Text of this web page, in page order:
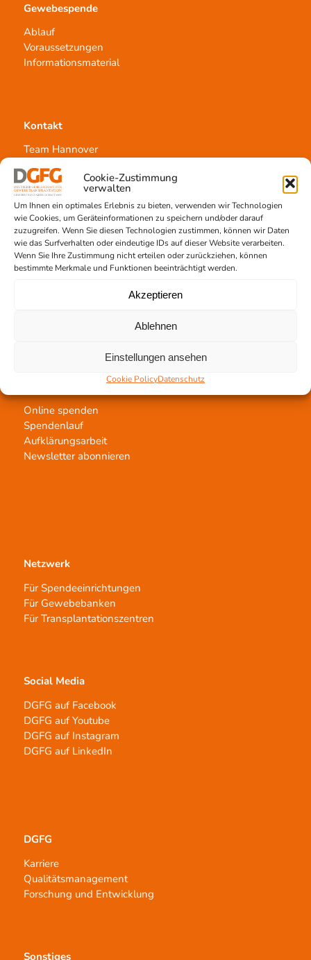
Cookie-Zustimmung
verwalten
Um Ihnen ein optimales Erlebnis zu bieten, verwenden wir Technologien
wie Cookies, um Geräteinformationen zu speichern und/oder darauf
zuzugreifen. Wenn Sie diesen Technologien zustimmen, können wir Daten
wie das Surfverhalten oder eindeutige IDs auf dieser Website verarbeiten.
Wenn Sie Ihre Zustimmung nicht erteilen oder zurückziehen, können
bestimmte Merkmale und Funktionen beeinträchtigt werden.
Akzeptieren
Ablehnen
Einstellungen ansehen
Cookie PolicyDatenschutz
Gewebespende
Ablauf
Voraussetzungen
Informationsmaterial
Kontakt
Team Hannover
Spendestandorte
Vermittlungsstelle
Gewebetransplantation
Jetzt untertstützen!
Online spenden
Spendenlauf
Aufklärungsarbeit
Newsletter abonnieren
Netzwerk
Für Spendeeinrichtungen
Für Gewebebanken
Für Transplantationszentren
Social Media
DGFG auf Facebook
DGFG auf Youtube
DGFG auf Instagram
DGFG auf LinkedIn
DGFG
Karriere
Qualitätsmanagement
Forschung und Entwicklung
Sonstiges